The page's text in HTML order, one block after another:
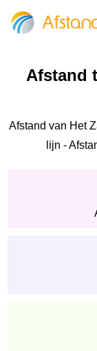
Afstand
Afstand van Het
lijn -